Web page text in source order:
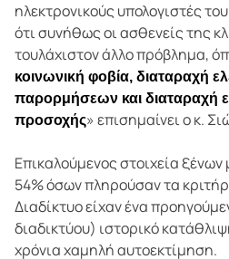
ηλεκτρονικούς υπολογιστές
ότι συνήθως οι ασθενείς της
τουλάχιστον άλλο πρόβλημα,
κοινωνική φοβία, διαταραχή
παρορμήσεων και διαταραχή
προσοχής» επισημαίνει ο κ.
Επικαλούμενος στοιχεία
54% όσων πληρούσαν τα
Διαδίκτυο είχαν ένα
διαδικτύου) ιστορικό
χρόνια χαμηλή αυτοεκτίμηση.